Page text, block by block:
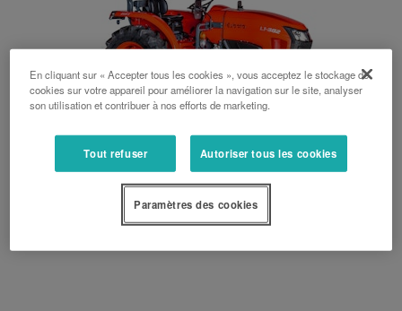
Série L1-382
38 ch, Arceau central, Arceau arrrière, Mécanique, Hydrostatique
En cliquant sur « Accepter tous les cookies », vous acceptez le stockage de
cookies sur votre appareil pour améliorer la navigation sur le site, analyser
son utilisation et contribuer à nos efforts de marketing.
Tout refuser Autoriser tous les cookies
Paramètres des cookies